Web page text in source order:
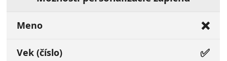
Meno ❌
Vek (číslo) ✅